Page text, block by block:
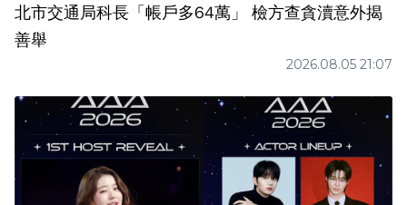
北市交通局科長「帳戶多64萬」 檢方查貪瀆意外揭
善舉
2026.08.05 21:07